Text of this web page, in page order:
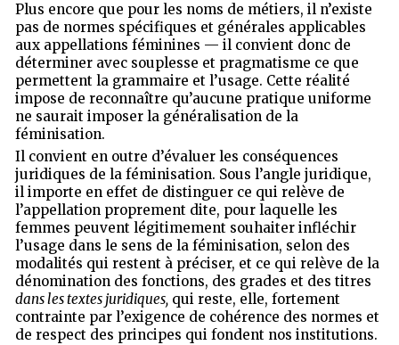
Plus encore que pour les noms de métiers, il n’existe
pas de normes spécifiques et générales applicables
aux appellations féminines — il convient donc de
déterminer avec souplesse et pragmatisme ce que
permettent la grammaire et l’usage. Cette réalité
impose de reconnaître qu’aucune pratique uniforme
ne saurait imposer la généralisation de la
féminisation.
Il convient en outre d’évaluer les conséquences
juridiques de la féminisation. Sous l’angle juridique,
il importe en effet de distinguer ce qui relève de
l’appellation proprement dite, pour laquelle les
femmes peuvent légitimement souhaiter infléchir
l’usage dans le sens de la féminisation, selon des
modalités qui restent à préciser, et ce qui relève de la
dénomination des fonctions, des grades et des titres
dans les textes juridiques, qui reste, elle, fortement
contrainte par l’exigence de cohérence des normes et
de respect des principes qui fondent nos institutions.